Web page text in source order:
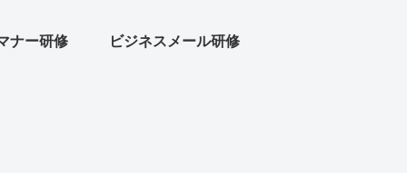
ナー研修 ビジネスメール研修